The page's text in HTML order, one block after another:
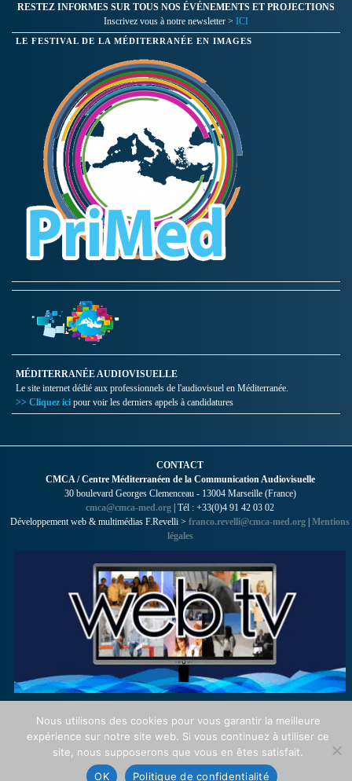
RESTEZ INFORMES SUR TOUS NOS ÉVÉNEMENTS ET PROJECTIONS
Inscrivez vous à notre newsletter > ICI
LE FESTIVAL DE LA MÉDITERRANÉE EN IMAGES
MÉDITERRANÉE AUDIOVISUELLE
Le site internet dédié aux professionnels de l'audiovisuel en Méditerranée.
>> Cliquez ici pour voir les derniers appels à candidatures
CONTACT
CMCA / Centre Méditerranéen de la Communication Audiovisuelle
30 boulevard Georges Clemenceau - 13004 Marseille (France)
cmca@cmca-med.org | Tél : +33(0)4 91 42 03 02
Développement web & multimédias F.Revelli > franco.revelli@cmca-med.org | Mentions
légales
Nous utilisons des cookies pour vous garantir la meilleure
expérience sur notre site web. Si vous continuez à utiliser ce
site, nous supposerons que vous en êtes satisfait.
OK
Politique de confidentialité